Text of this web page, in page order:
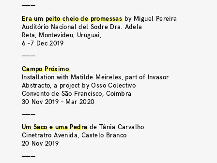
———
Era um peito cheio de promessasby Miguel Pereira
Auditório Nacional del Sodre Dra. Adela
Reta, Montevideu, Uruguai,
6 -7 Dec 2019
———
Campo Próximo
Installation with Matilde Meireles, part of Invasor
Abstracto, a project by Osso Colectivo
Convento de São Francisco, Coimbra
30 Nov 2019 – Mar 2020
———
Um Saco e uma Pedrade Tânia Carvalho
Cinetratro Avenida, Castelo Branco
20 Nov 2019
———